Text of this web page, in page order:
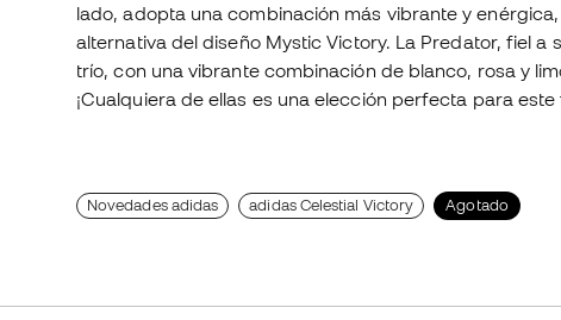
lado, adopta una combinación más vibrante y
alternativa del diseño Mystic Victory. La Predator, fiel
trío, con una vibrante combinación de blanco, rosa y
¡Cualquiera de ellas es una elección perfecta para
Novedades adidas adidas Celestial Victory Agotado